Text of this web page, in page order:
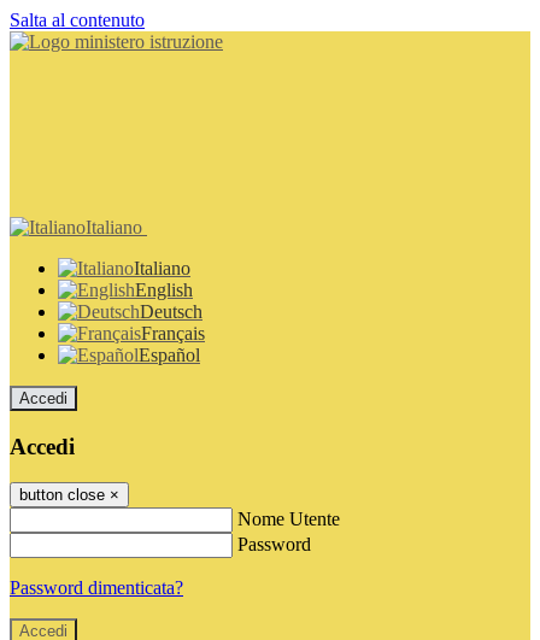
Salta al contenuto
Italiano
Italiano
English
Deutsch
Français
Español
Accedi
Accedi
button close ×
Nome Utente
Password
Password dimenticata?